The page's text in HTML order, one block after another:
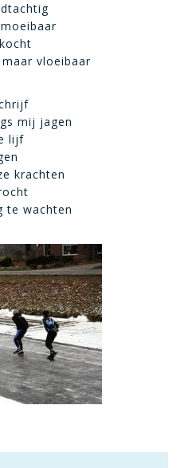
vloeibaar
mij jagen
lijf
krachten
te wachten